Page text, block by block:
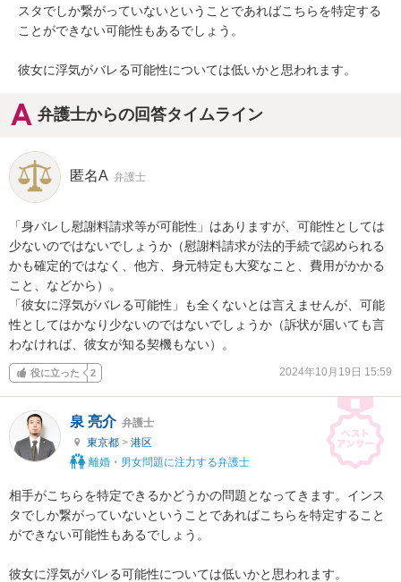
スタでしか繋がっていないということであればこちらを特定する
ことができない可能性もあるでしょう。
彼女に浮気がバレる可能性については低いかと思われます。
弁護士からの回答タイムライン
匿名A 弁護士
「身バレし慰謝料請求等が可能性」はありますが、可能性としては
少ないのではないでしょうか（慰謝料請求が法的手続で認められる
かも確定的ではなく、他方、身元特定も大変なこと、費用がかかる
こと、などから）。
「彼女に浮気がバレる可能性」も全くないとは言えませんが、可能
性としてはかなり少ないのではないでしょうか（訴状が届いても言
わなければ、彼女が知る契機もない）。
役に立った 2 2024年10月19日 15:59
泉 亮介 弁護士
東京都 > 港区
離婚・男女問題に注力する弁護士
相手がこちらを特定できるかどうかの問題となってきます。インス
タでしか繋がっていないということであればこちらを特定すること
ができない可能性もあるでしょう。
彼女に浮気がバレる可能性については低いかと思われます。